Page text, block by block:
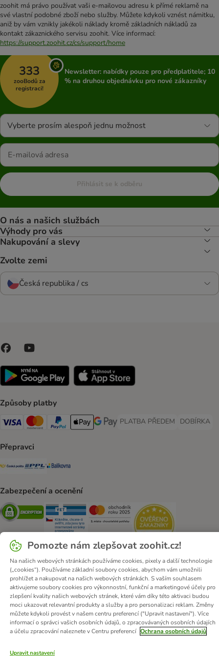
zoohit má právo používat vaši e-mailovou adresu k přímé reklamě na
své vlastní podobné zboží nebo služby. Můžete kdykoli vznést námitku,
aniž by vám vznikly jakékoli náklady kromě základních nákladů za
kontakt zákaznického servisu zoohit. Více informací:
https://support.zoohit.cz/cs/support/home
333
zooBodů za
registraci!
Newsletter: nabídky pouze pro předplatitele; 10
% na druhou objednávku pro nové zákazníky
Vyberte prosím alespoň jednu možnost
Přihlásit se k odběru
O nás a našich službách
Výhody pro vás
Nakupování a slevy
Zvolte zemi
Česká republika / cs
Způsoby platby
Visa Payment Method
Mastercard Payment Method
PayPal Payment Method
Apple pay Payment Method
GooglePay Payment Method
PLATBA PŘEDEM
PLATBA PŘEDEM Payment
DOBÍRKA
DOBÍRKA
Přepravci
Česká pošta Shipping Method
PPL Shipping Method
Zabezpečení a ocenění
Security Security Security
O zoohit Kariéra Firemní webové stránky
Impressum
Všeobecné obchodní podmínky
Zde odstoupit od smlouvy
Zákon o digitálních službách
Likvidace baterií
Kontakt
Poštovné a dodací termín
Způsoby platby
Partnerský program
Ochrana osobních údajů
Pomozte nám zlepšovat zoohit.cz!
Na našich webových stránkách používáme cookies, pixely a další technologie
(„cookies“). Používáme základní soubory cookies, abychom vám umožnili
prohlížet a nakupovat na našich webových stránkách. S vaším souhlasem
aktivujeme soubory cookies pro výkonnostní, funkční a marketingové účely pro
zlepšení kvality našich webových stránek, které vám díky této aktivaci budou
moci ukazovat relevantní produkty a služby a pro personalizaci reklam. Změny
můžete kdykoli provést v našem centru preferencí ("Upravit nastavení"). Více
informací o správci vašich osobních údajů, o zpracovávaných osobních údajích
a účelu zpracování naleznete v Centru preferencí Ochrana osobních údajů
Upravit nastavení